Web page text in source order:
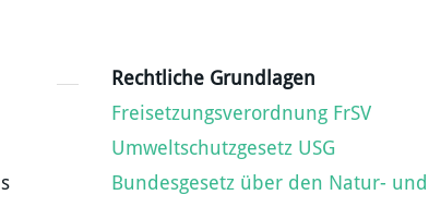
Rechtliche Grundlagen
Freisetzungsverordnung FrSV
Umweltschutzgesetz USG
Bundesgesetz über den Natur- und